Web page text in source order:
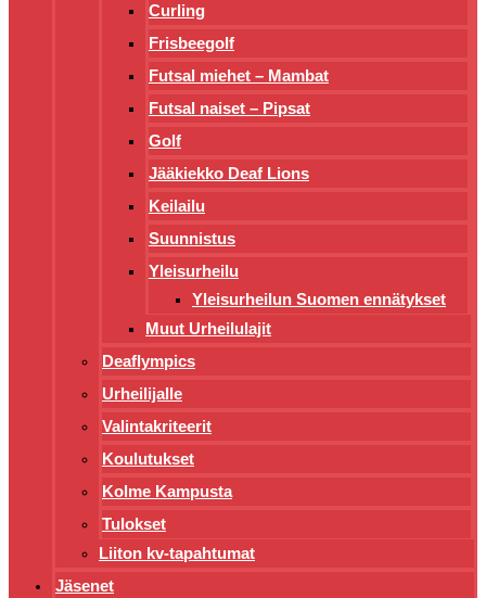
Curling
Frisbeegolf
Futsal miehet – Mambat
Futsal naiset – Pipsat
Golf
Jääkiekko Deaf Lions
Keilailu
Suunnistus
Yleisurheilu
Yleisurheilun Suomen ennätykset
Muut Urheilulajit
Deaflympics
Urheilijalle
Valintakriteerit
Koulutukset
Kolme Kampusta
Tulokset
Liiton kv-tapahtumat
Jäsenet